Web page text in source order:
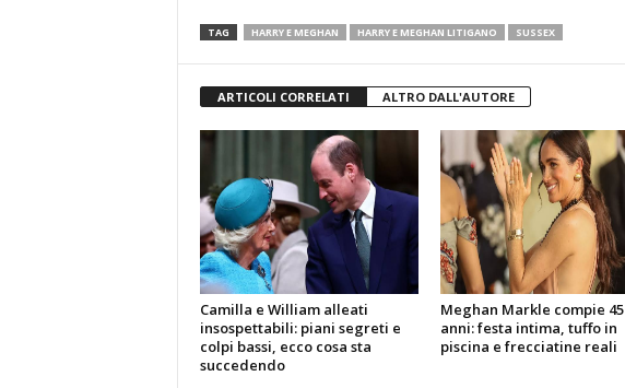
TAG HARRY E MEGHAN HARRY E MEGHAN LITIGANO SUSSEX
ARTICOLI CORRELATI ALTRO DALL'AUTORE
Camilla e William alleati
insospettabili: piani segreti e
colpi bassi, ecco cosa sta
succedendo
Meghan Markle compie 45
anni: festa intima, tuffo in
piscina e frecciatine reali